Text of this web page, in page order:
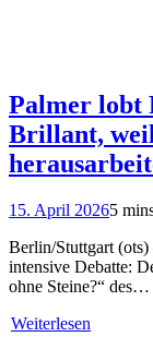
Palmer lobt
Brillant,
15. April 20265
Berlin/Stuttgart
intensive Debatte:
ohne Steine?“ des…
Weiterlesen